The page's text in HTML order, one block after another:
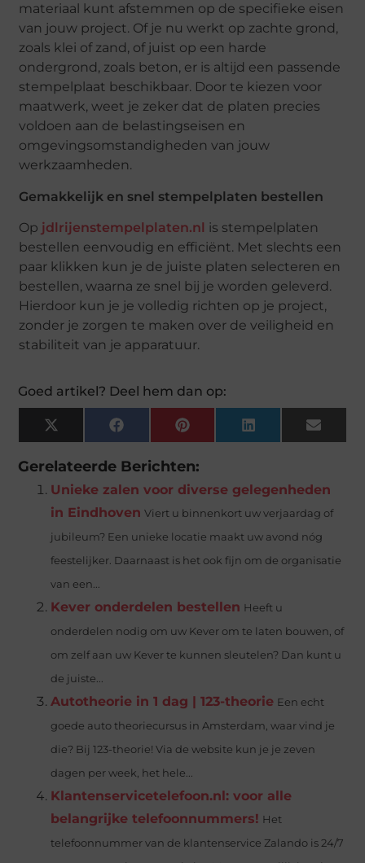
materiaal kunt afstemmen op de specifieke eisen
van jouw project. Of je nu werkt op zachte grond,
zoals klei of zand, of juist op een harde
ondergrond, zoals beton, er is altijd een passende
stempelplaat beschikbaar. Door te kiezen voor
maatwerk, weet je zeker dat de platen precies
voldoen aan de belastingseisen en
omgevingsomstandigheden van jouw
werkzaamheden.
Gemakkelijk en snel stempelplaten bestellen
Op jdlrijenstempelplaten.nl is stempelplaten
bestellen eenvoudig en efficiënt. Met slechts een
paar klikken kun je de juiste platen selecteren en
bestellen, waarna ze snel bij je worden geleverd.
Hierdoor kun je je volledig richten op je project,
zonder je zorgen te maken over de veiligheid en
stabiliteit van je apparatuur.
Goed artikel? Deel hem dan op:
X
(Twitter)
Facebook Pinterest LinkedIn Email
Gerelateerde Berichten:
Unieke zalen voor diverse gelegenheden
in Eindhoven Viert u binnenkort uw verjaardag of
jubileum? Een unieke locatie maakt uw avond nóg
feestelijker. Daarnaast is het ook fijn om de organisatie
van een...
Kever onderdelen bestellen Heeft u
onderdelen nodig om uw Kever om te laten bouwen, of
om zelf aan uw Kever te kunnen sleutelen? Dan kunt u
de juiste...
Autotheorie in 1 dag | 123-theorie Een echt
goede auto theoriecursus in Amsterdam, waar vind je
die? Bij 123-theorie! Via de website kun je je zeven
dagen per week, het hele...
Klantenservicetelefoon.nl: voor alle
belangrijke telefoonnummers! Het
telefoonnummer van de klantenservice Zalando is 24/7